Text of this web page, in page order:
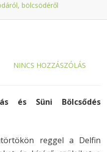
bölcsödéről
NINCS HOZZÁSZÓLÁS
és Süni Bölcsődés
reggel a Delfin